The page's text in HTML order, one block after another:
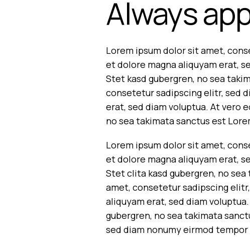
Always
Lorem ipsum dolor sit amet,
et dolore magna aliquyam erat,
Stet kasd gubergren, no sea
consetetur sadipscing elitr, sed
erat, sed diam voluptua. At vero
no sea takimata sanctus est
Lorem ipsum dolor sit amet,
et dolore magna aliquyam erat,
Stet clita kasd gubergren, no
amet, consetetur sadipscing
aliquyam erat, sed diam
gubergren, no sea takimata
sed diam nonumy eirmod